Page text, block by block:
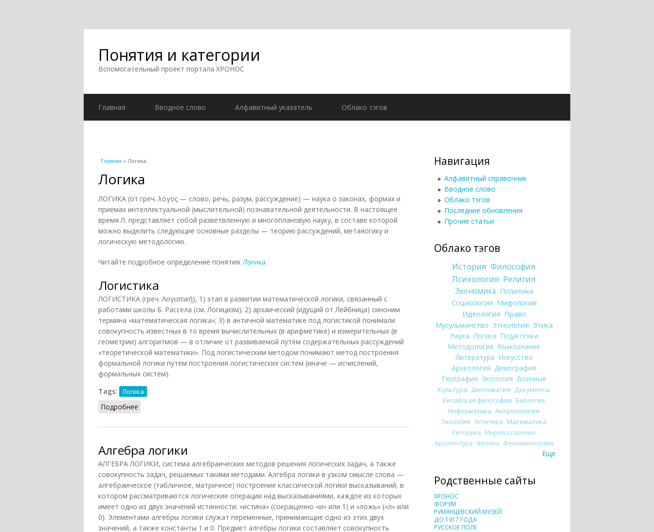
Понятия и категории
Вспомогательный проект портала ХРОНОС
Главная Вводное слово Алфавитный указатель Облако тэгов
Вы здесь
Главная » Логика
Логика
ЛОГИКА (от греч. λόγος — слово, речь, разум, рассуждение) — наука о законах, формах и
приемах интеллектуальной (мыслительной) познавательной деятельности. В настоящее
время Л. представляет собой разветвленную и многоплановую науку, в составе которой
можно выделить следующие основные разделы — теорию рассуждений, метаяогику и
логическую методологию.
Читайте подробное определение понятия Логика.
Логистика
ЛОГИСТИКА (греч. Λογιστική), 1) этап в развитии математической логики, связанный с
работами школы Б. Рассела (см. Логицизм); 2) архаический (идущий от Лейбница) синоним
термина «математическая логика»; 3) в античной математике под логистикой понимали
совокупность известных в то время вычислительных (в арифметике) и измерительных (в
геометрии) алгоритмов — в отличие от развиваемой путём содержательных рассуждений
«теоретической математики». Под логистическим методом понимают метод построения
формальной логики путём построения логистических систем (иначе — исчислений,
формальных систем).
Tags:
Логика
Подробнее
Алгебра логики
АЛГЕБРА ЛОГИКИ, система алгебраических методов решения логических задач, а также
совокупность задач, решаемых такими методами. Алгебра логики в узком смысле слова —
алгебраическое (табличное, матричное) построение классической логики высказываний, в
котором рассматриваются логические операции над высказываниями, каждое из которых
имеет одно из двух значений истинности: «истина» (сокращенно «и» или 1) и «ложь» («л» или
0). Элементами алгебры логики служат переменные, принимающие одно из этих двух
значений, а также константы 1 и 0. Предмет алгебры логики составляет совокупность
Навигация
Алфавитный справочник
Вводное слово
Облако тэгов
Последние обновления
Прочие статьи
Облако тэгов
История Философия
Психология Религия
Экономика Политика
Социология Мифология
Идеология Право
Мусульманство Этнология Этика
Наука Логика Педагогика
Методология Языкознание
Литература Искусство
Археология Демография
География Экология Военные
Культура Дипломатия Документы
Китайская философия Биология
Информатика Антропология
Теология Эстетика Математика
Риторика Мировоззрение
Архитектура Физика Феноменология
Еще
Родственные сайты
ХРОНОС
ФОРУМ
РУМЯНЦЕВСКИЙ МУЗЕЙ
ДО 1917 ГОДА
РУССКОЕ ПОЛЕ